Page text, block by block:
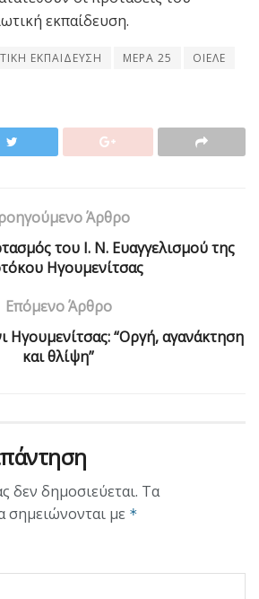
εκπαίδευση.
ΕΚΠΑΙΔΕΥΣΗ ΜΕΡΑ 25
ΟΙΕΛΕ
Άρθρο
του Ι. Ν. Ευαγγελισμού της
Ηγουμενίτσας
Επόμενο Άρθρο
Ηγουμενίτσας: “Οργή, αγανάκτηση
και θλίψη”
δεν δημοσιεύεται. Τα
σημειώνονται με *